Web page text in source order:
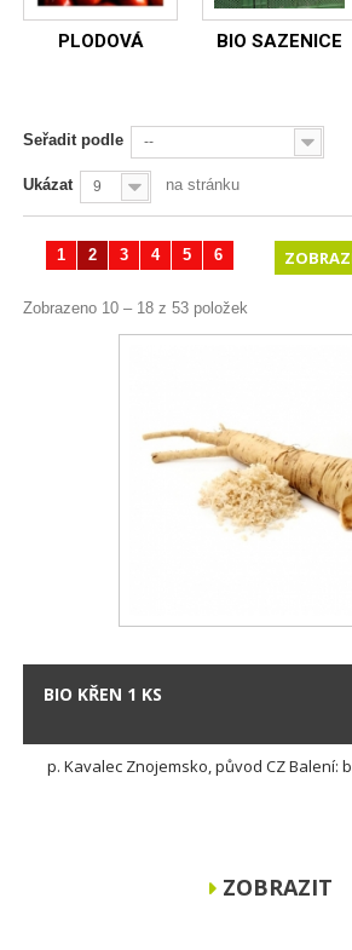
PLODOVÁ BIO SAZENICE
Seřadit podle --
Ukázat 9 na stránku
1 2 3 4 5 6
Zobrazeno 10 – 18 z 53 položek
BIO KŘEN 1 KS
p. Kavalec Znojemsko, původ CZ Balení:
ZOBRAZIT